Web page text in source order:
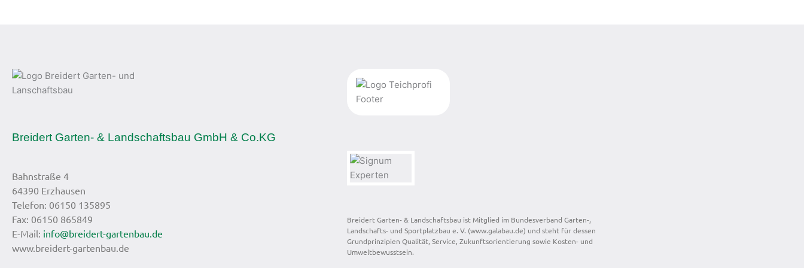
Breidert Garten- & Landschaftsbau GmbH & Co.KG
Bahnstraße 4
64390 Erzhausen
Telefon: 06150 135895
Fax: 06150 865849
E-Mail: info@breidert-gartenbau.de
www.breidert-gartenbau.de
Breidert Garten- & Landschaftsbau ist Mitglied im Bundes­verband Garten-,
Landschafts- und Sportplatzbau e. V. (www.galabau.de) und steht für dessen
Grundprinzipien Qualität, Service, Zukunfts­orientierung sowie Kosten- und
Umweltbewusstsein.